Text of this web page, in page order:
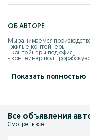
ОБ АВТОРЕ
Мы занимаемся
- жилые контейнеры
- контейнеры под офис
- контейнер под прорабскую
- бытовки
Если кому нужно
Также сдаем в аренду:
- жилые контейнеры в аренду
Показать полностью
Все объявления
Смотреть все